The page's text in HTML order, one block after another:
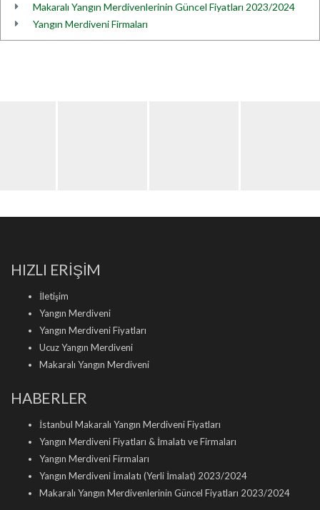
Makaralı Yangın Merdivenlerinin Güncel Fiyatları 2023/2024
Yangın Merdiveni Firmaları
HIZLI ERİŞİM
İletişim
Yangın Merdiveni
Yangın Merdiveni Fiyatları
Ucuz Yangın Merdiveni
Makaralı Yangın Merdiveni
HABERLER
İstanbul Makaralı Yangın Merdiveni Fiyatları
Yangın Merdiveni Fiyatları & İmalatı ve Firmaları
Yangın Merdiveni Firmaları
Yangın Merdiveni İmalatı (Yerli İmalat) 2023/2024
Makaralı Yangın Merdivenlerinin Güncel Fiyatları 2023/2024